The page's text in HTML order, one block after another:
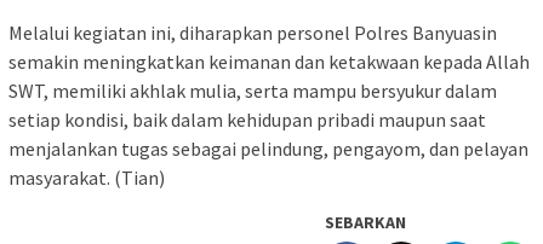
Melalui kegiatan ini, diharapkan personel Polres Banyuasin
semakin meningkatkan keimanan dan ketakwaan kepada Allah
SWT, memiliki akhlak mulia, serta mampu bersyukur dalam
setiap kondisi, baik dalam kehidupan pribadi maupun saat
menjalankan tugas sebagai pelindung, pengayom, dan pelayan
masyarakat. (Tian)
SEBARKAN